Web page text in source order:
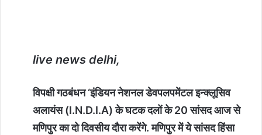
live news delhi,
विपक्षी गठबंधन ‘इंडियन नेशनल डेवपलपमेंटल इन्क्लूसिव
अलायंस (I.N.D.I.A) के घटक दलों के 20 सांसद आज से
मणिपुर का दो दिवसीय दौरा करेंगे. मणिपुर में ये सांसद हिंसा